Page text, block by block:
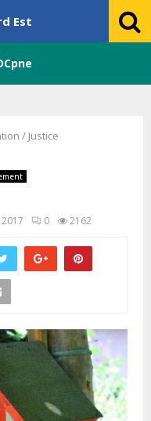
Est
/ Justice
0 2162